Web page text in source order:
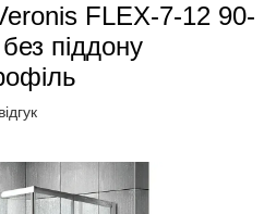
FLEX-7-12 90-
піддону